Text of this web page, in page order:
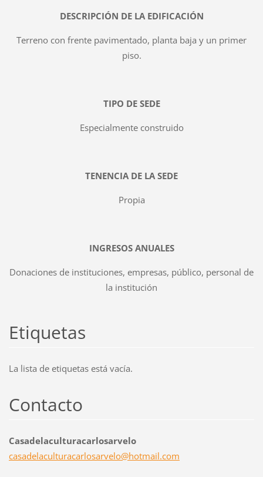
DESCRIPCIÓN DE LA EDIFICACIÓN
Terreno con frente pavimentado, planta baja y un primer
piso.
TIPO DE SEDE
Especialmente construido
TENENCIA DE LA SEDE
Propia
INGRESOS ANUALES
Donaciones de instituciones, empresas, público, personal de
la institución
Etiquetas
La lista de etiquetas está vacía.
Contacto
Casadelaculturacarlosarvelo
casadelaculturacarlosarvelo@hotmail.com